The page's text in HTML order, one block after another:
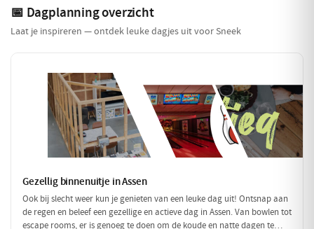
📅 Dagplanning overzicht
Laat je inspireren — ontdek leuke dagjes uit voor Sneek
Gezellig binnenuitje in Assen
Ook bij slecht weer kun je genieten van een leuke dag uit! Ontsnap aan
de regen en beleef een gezellige en actieve dag in Assen. Van bowlen tot
escape rooms, er is genoeg te doen om de koude en natte dagen te